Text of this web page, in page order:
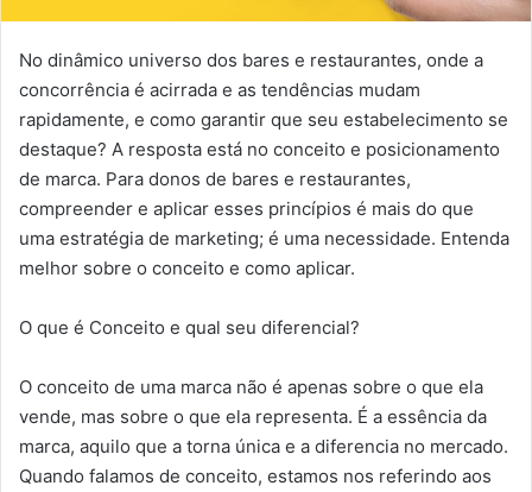
No dinâmico universo dos bares e restaurantes, onde a
concorrência é acirrada e as tendências mudam
rapidamente, e como garantir que seu estabelecimento se
destaque? A resposta está no conceito e posicionamento
de marca. Para donos de bares e restaurantes,
compreender e aplicar esses princípios é mais do que
uma estratégia de marketing; é uma necessidade. Entenda
melhor sobre o conceito e como aplicar.
O que é Conceito e qual seu diferencial?
O conceito de uma marca não é apenas sobre o que ela
vende, mas sobre o que ela representa. É a essência da
marca, aquilo que a torna única e a diferencia no mercado.
Quando falamos de conceito, estamos nos referindo aos